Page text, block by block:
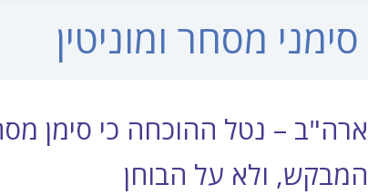
סימני מסחר ומוניטין
ארה"ב – נטל ההוכחה כי סימן
המבקש, ולא על הבוחן